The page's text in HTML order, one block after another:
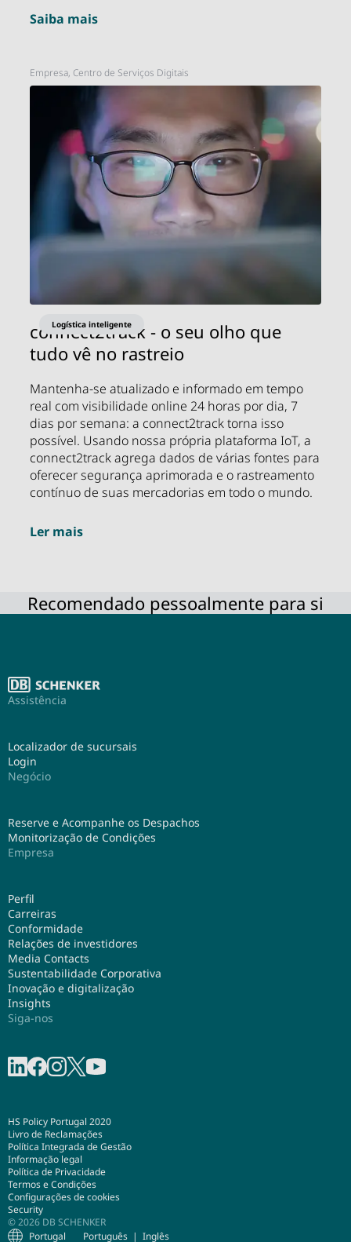
Saiba mais
Empresa, Centro de Serviços Digitais
connect2track - o seu olho que
tudo vê no rastreio
Mantenha-se atualizado e informado em tempo
real com visibilidade online 24 horas por dia, 7
dias por semana: a connect2track torna isso
possível. Usando nossa própria plataforma IoT, a
connect2track agrega dados de várias fontes para
oferecer segurança aprimorada e o rastreamento
contínuo de suas mercadorias em todo o mundo.
Ler mais
Logística inteligente
Recomendado pessoalmente para si
Assistência
Localizador de sucursais
Login
Negócio
Reserve e Acompanhe os Despachos
Monitorização de Condições
Empresa
Perfil
Carreiras
Conformidade
Relações de investidores
Media Contacts
Sustentabilidade Corporativa
Inovação e digitalização
Insights
Siga-nos
HS Policy Portugal 2020
Livro de Reclamações
Política Integrada de Gestão
Informação legal
Política de Privacidade
Termos e Condições
Configurações de cookies
Security
© 2026 DB SCHENKER
Portugal
Português Inglês